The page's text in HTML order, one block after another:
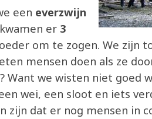
een everzwijn
er 3
om te zogen. We zijn
mensen doen als ze
Want we wisten niet goed
wei, een sloot en iets
zijn dat er nog mensen in